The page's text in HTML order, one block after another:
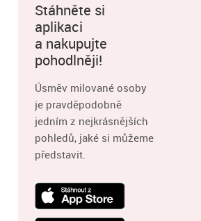
Stáhněte si
aplikaci
a nakupujte
pohodlněji!
Úsměv milované osoby
je pravděpodobně
jedním z nejkrásnějších
pohledů, jaké si můžeme
představit.